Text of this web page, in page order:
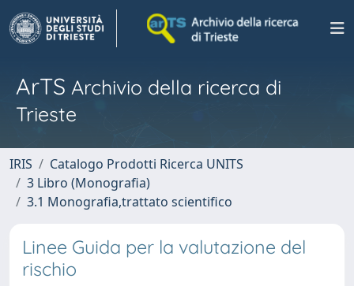
ArTS Archivio della ricerca di
Trieste
IRIS
Catalogo Prodotti Ricerca UNITS
3 Libro (Monografia)
3.1 Monografia,trattato scientifico
Linee Guida per la valutazione del
rischio